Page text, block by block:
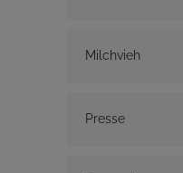
Milchvieh
Presse